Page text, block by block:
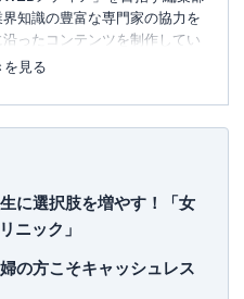
知識の豊富な専門家の協力を
ったコンテンツを制作してい
心に、読者の「まよい」を解
レコレの選び方BOOK
～）
許可・ 許可番号：23-
を見る
に選択肢を増やす！「女
ニック」
の方こそキャッシュレス